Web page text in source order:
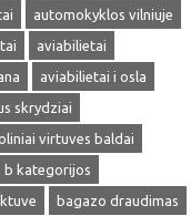
automokyklos vilniuje
aviabilietai
aviabilietai i osla
skrydziai
virtuves baldai
b kategorijos
bagazo draudimas